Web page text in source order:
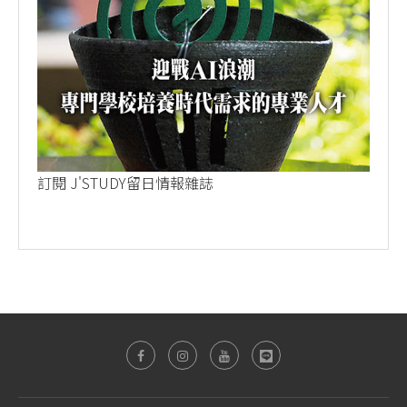
訂閱 J'STUDY留日情報雜誌